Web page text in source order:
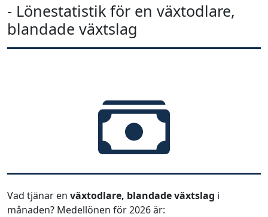
- Lönestatistik för en växtodlare,
blandade växtslag
Vad tjänar en växtodlare, blandade växtslag i
månaden? Medellönen för 2026 är: